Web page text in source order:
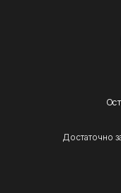
Достаточно